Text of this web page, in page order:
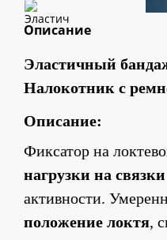
Описание
Эластичный
Налокотник с
Описание:
Фиксатор на
нагрузки на связки
активности.
положение локтя,